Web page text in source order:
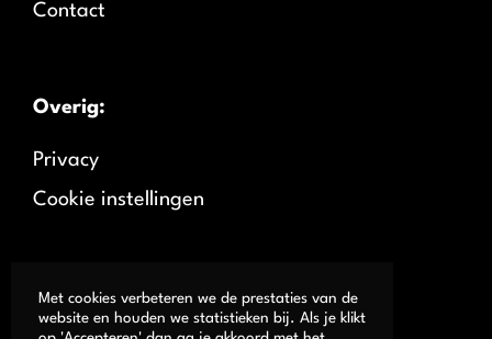
Contact
Overig:
Privacy
Cookie instellingen
Met cookies verbeteren we de prestaties van de
website en houden we statistieken bij. Als je klikt